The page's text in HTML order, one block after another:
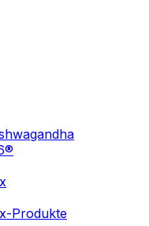
Produkte